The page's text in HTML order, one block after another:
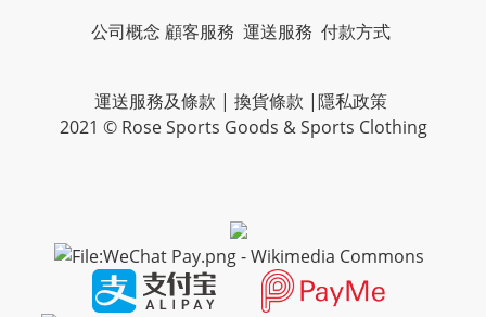
公司概念 顧客服務 運送服務 付款方式
運送服務及條款 | 換貨條款 |隱私政策
2021 © Rose Sports Goods & Sports Clothing